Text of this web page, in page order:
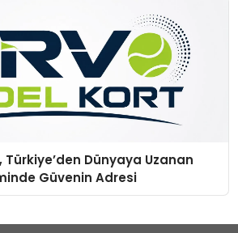
Türkiye’den Dünyaya Uzanan
Güvenin Adresi